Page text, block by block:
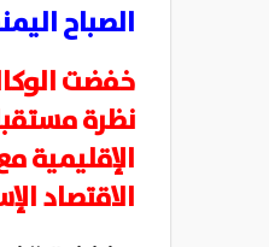
الصباح
خفضت
نظرة
الإقليمية
الاقتصاد